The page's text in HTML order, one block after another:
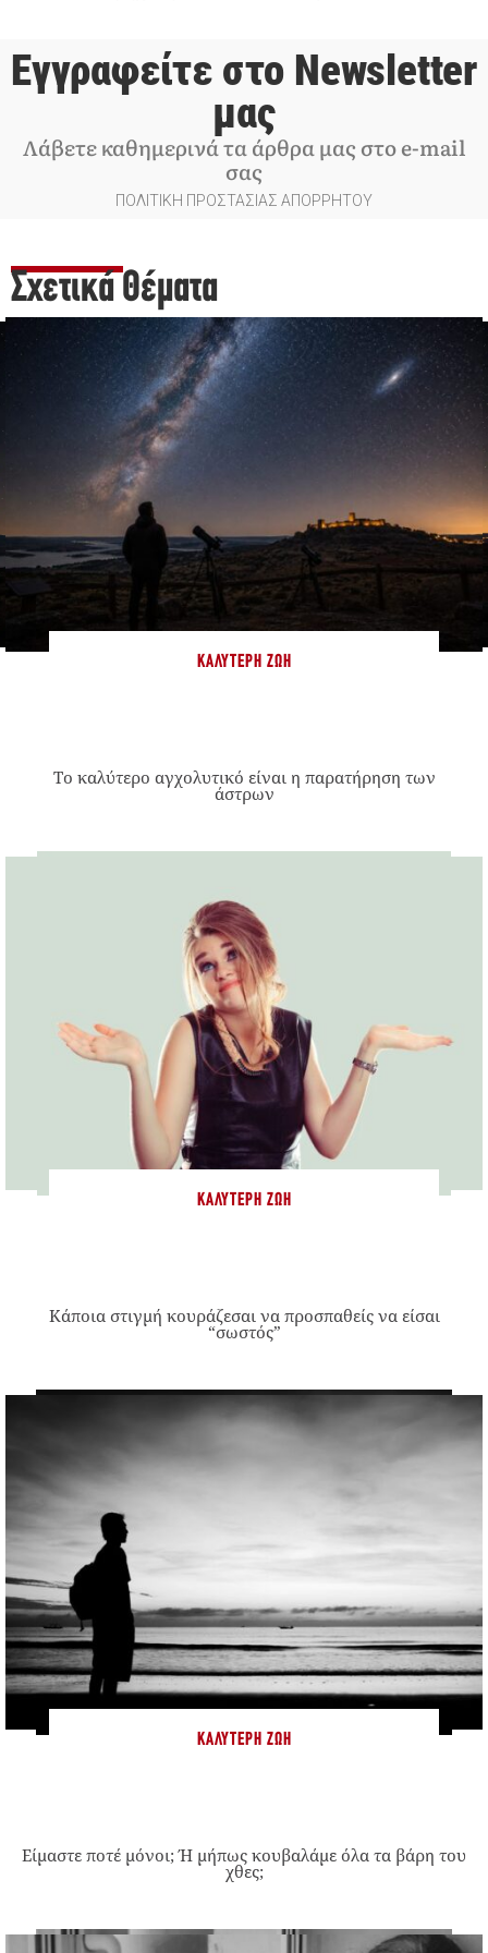
Εγγραφείτε στο Newsletter
μας
Λάβετε καθημερινά τα άρθρα μας στο e-mail
σας
ΠΟΛΙΤΙΚΗ ΠΡΟΣΤΑΣΙΑΣ ΑΠΟΡΡΗΤΟΥ
Σχετικά Θέματα
ΚΑΛΎΤΕΡΗ ΖΩΉ
Το καλύτερο αγχολυτικό είναι η παρατήρηση των
άστρων
ΚΑΛΎΤΕΡΗ ΖΩΉ
Κάποια στιγμή κουράζεσαι να προσπαθείς να είσαι
“σωστός”
ΚΑΛΎΤΕΡΗ ΖΩΉ
Είμαστε ποτέ μόνοι; Ή μήπως κουβαλάμε όλα τα βάρη του
χθες;